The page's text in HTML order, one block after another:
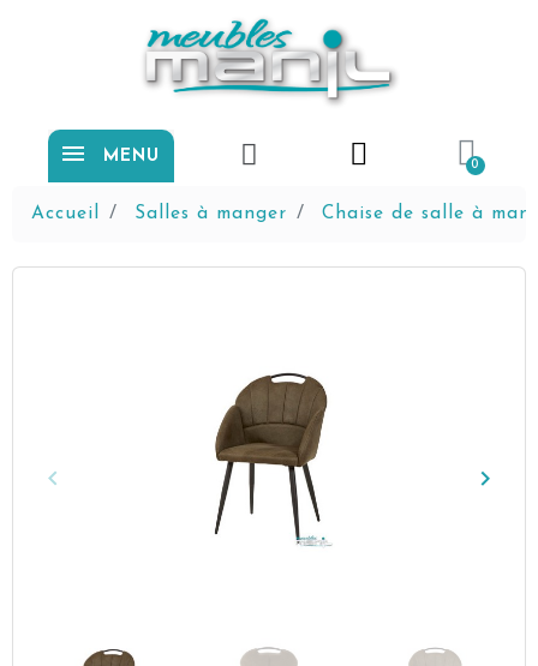
MENU
Accueil Salles à manger Chaise de salle à
Précédent
keyboard_arrow_left keyboard_arrow_right